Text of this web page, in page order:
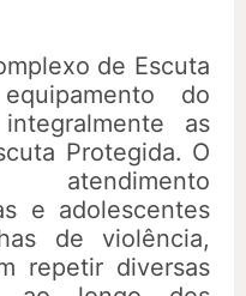
de Escuta
do
as
Protegida. O
e adolescentes
de violência,
repetir diversas